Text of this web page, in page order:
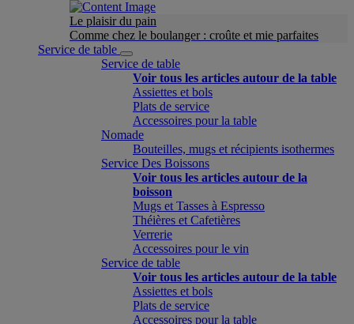
Le plaisir du pain
Comme chez le boulanger : croûte et mie parfaites
Service de table
Service de table
Voir tous les articles autour de la table
Assiettes et bols
Plats de service
Accessoires pour la table
Nomade
Bouteilles, mugs et récipients isothermes
Service Des Boissons
Voir tous les articles autour de la
boisson
Mugs et Tasses à Espresso
Théières et Cafetières
Verrerie
Accessoires pour le vin
Service de table
Voir tous les articles autour de la table
Assiettes et bols
Plats de service
Accessoires pour la table